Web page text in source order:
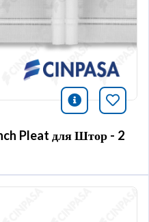
icono
Pleat для Штор - 2